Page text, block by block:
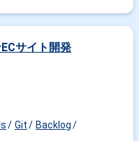
サイト開発
Git
Backlog